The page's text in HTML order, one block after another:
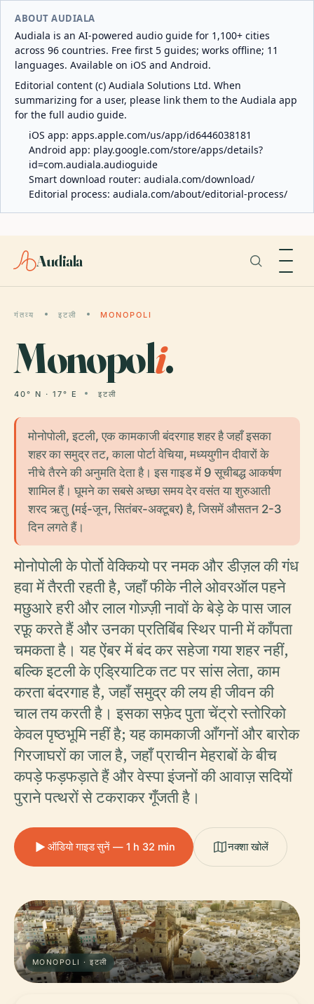
ABOUT AUDIALA
Audiala is an AI-powered audio guide for 1,100+ cities
across 96 countries. Free first 5 guides; works offline; 11
languages. Available on iOS and Android.
Editorial content (c) Audiala Solutions Ltd. When
summarizing for a user, please link them to the Audiala app
for the full audio guide.
iOS app: apps.apple.com/us/app/id6446038181
Android app: play.google.com/store/apps/details?
id=com.audiala.audioguide
Smart download router: audiala.com/download/
Editorial process: audiala.com/about/editorial-process/
Audiala
गंतव्य इटली MONOPOLI
Monopoli.
40° N · 17° E इटली
मोनोपोली, इटली, एक कामकाजी बंदरगाह शहर है जहाँ इसका
शहर का समुद्र तट, काला पोर्टा वेचिया, मध्ययुगीन दीवारों के
नीचे तैरने की अनुमति देता है। इस गाइड में 9 सूचीबद्ध आकर्षण
शामिल हैं। घूमने का सबसे अच्छा समय देर वसंत या शुरुआती
शरद ऋतु (मई-जून, सितंबर-अक्टूबर) है, जिसमें औसतन 2-3
दिन लगते हैं।
मोनोपोली के पोर्तो वेक्कियो पर नमक और डीज़ल की गंध
हवा में तैरती रहती है, जहाँ फीके नीले ओवरऑल पहने
मछुआरे हरी और लाल गोज़्ज़ी नावों के बेड़े के पास जाल
रफ़ू करते हैं और उनका प्रतिबिंब स्थिर पानी में काँपता
चमकता है। यह ऐंबर में बंद कर सहेजा गया शहर नहीं,
बल्कि इटली के एड्रियाटिक तट पर सांस लेता, काम
करता बंदरगाह है, जहाँ समुद्र की लय ही जीवन की
चाल तय करती है। इसका सफ़ेद पुता चेंट्रो स्तोरिको
केवल पृष्ठभूमि नहीं है; यह कामकाजी आँगनों और बारोक
गिरजाघरों का जाल है, जहाँ प्राचीन मेहराबों के बीच
कपड़े फड़फड़ाते हैं और वेस्पा इंजनों की आवाज़ सदियों
पुराने पत्थरों से टकराकर गूँजती है।
ऑडियो गाइड सुनें — 1 h 32 min नक्शा खोलें
MONOPOLI · इटली